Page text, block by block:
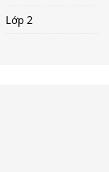
Lớp 2